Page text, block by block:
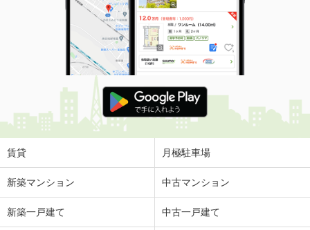
賃貸 月極駐車場
新築マンション 中古マンション
新築一戸建て 中古一戸建て